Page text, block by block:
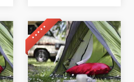
* * * * *